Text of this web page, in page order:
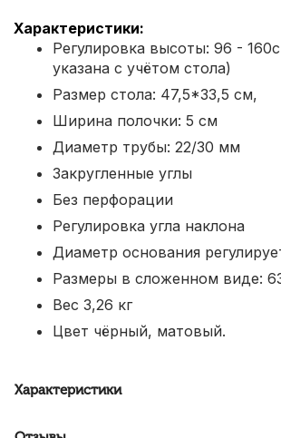
Характеристики:
Регулировка высоты: 96 -
указана с учётом стола)
Размер стола: 47,5*33,5 см,
Ширина полочки: 5 см
Диаметр трубы: 22/30 мм
Закругленные углы
Без перфорации
Регулировка угла наклона
Диаметр основания
Размеры в сложенном виде:
Вес 3,26 кг
Цвет чёрный, матовый.
Характеристики